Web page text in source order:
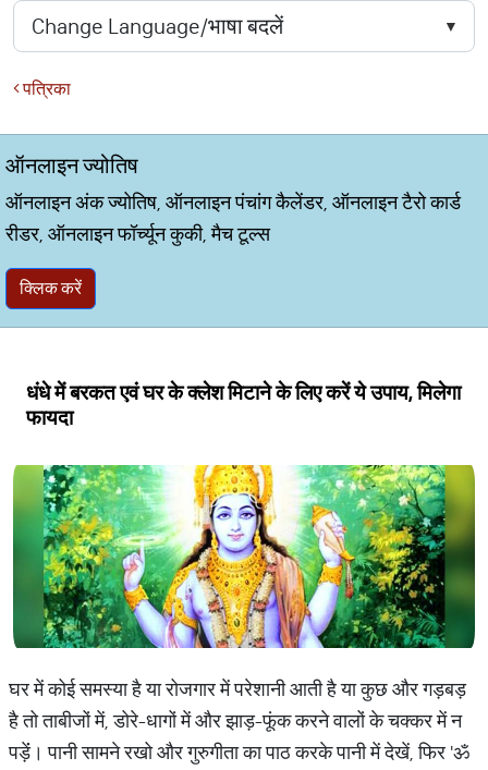
पत्रिका
ऑनलाइन ज्योतिष
ऑनलाइन अंक ज्योतिष, ऑनलाइन पंचांग कैलेंडर, ऑनलाइन टैरो कार्ड
रीडर, ऑनलाइन फॉर्च्यून कुकी, मैच टूल्स
क्लिक करें
धंधे में बरकत एवं घर के क्लेश मिटाने के लिए करें ये उपाय, मिलेगा
फायदा
घर में कोई समस्या है या रोजगार में परेशानी आती है या कुछ और गड़बड़
है तो ताबीजों में, डोरे-धागों में और झाड़-फूंक करने वालों के चक्कर में न
पड़ेंं। पानी सामने रखो और गुरुगीता का पाठ करके पानी में देखें, फिर 'ॐ